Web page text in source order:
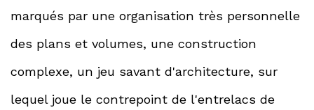
marqués par une organisation très personnelle
des plans et volumes, une construction
complexe, un jeu savant d'architecture, sur
lequel joue le contrepoint de l'entrelacs de